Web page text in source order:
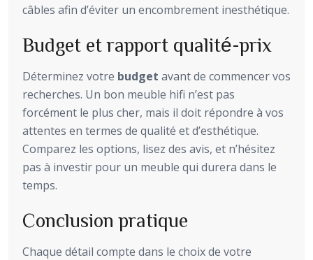
câbles afin d’éviter un encombrement inesthétique.
Budget et rapport qualité-prix
Déterminez votre budget avant de commencer vos
recherches. Un bon meuble hifi n’est pas
forcément le plus cher, mais il doit répondre à vos
attentes en termes de qualité et d’esthétique.
Comparez les options, lisez des avis, et n’hésitez
pas à investir pour un meuble qui durera dans le
temps.
Conclusion pratique
Chaque détail compte dans le choix de votre